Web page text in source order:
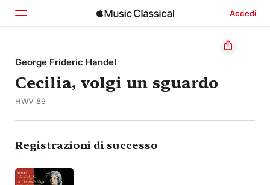
Accedi
Home
Scopri
George Frideric Handel
Cecilia, volgi un sguardo
HWV 89
Registrazioni di successo